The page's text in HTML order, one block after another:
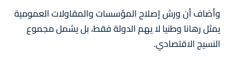
وأضاف أن ورش إصلاح المؤسسات والمقاولات العمومية
يمثل رهانا وطنيا لا يهم الدولة فقط، بل يشمل مجموع
النسيج الاقتصادي.